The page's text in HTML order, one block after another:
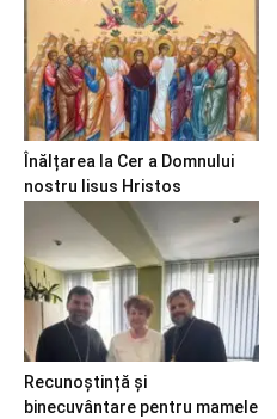
Înălțarea la Cer a Domnului
nostru Iisus Hristos
Recunoștință și
binecuvântare pentru mamele